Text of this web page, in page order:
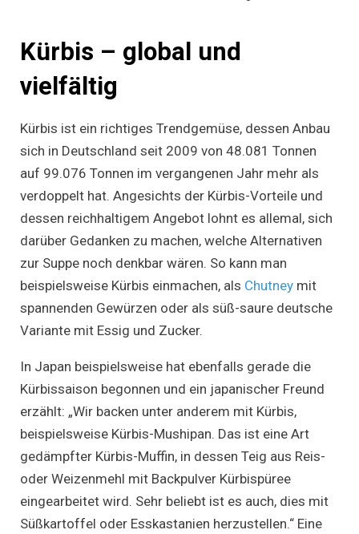
Kürbis – global und
vielfältig
Kürbis ist ein richtiges Trendgemüse, dessen Anbau
sich in Deutschland seit 2009 von 48.081 Tonnen
auf 99.076 Tonnen im vergangenen Jahr mehr als
verdoppelt hat. Angesichts der Kürbis-Vorteile und
dessen reichhaltigem Angebot lohnt es allemal, sich
darüber Gedanken zu machen, welche Alternativen
zur Suppe noch denkbar wären. So kann man
beispielsweise Kürbis einmachen, als Chutney mit
spannenden Gewürzen oder als süß-saure deutsche
Variante mit Essig und Zucker.
In Japan beispielsweise hat ebenfalls gerade die
Kürbissaison begonnen und ein japanischer Freund
erzählt: „Wir backen unter anderem mit Kürbis,
beispielsweise Kürbis-Mushipan. Das ist eine Art
gedämpfter Kürbis-Muffin, in dessen Teig aus Reis-
oder Weizenmehl mit Backpulver Kürbispüree
eingearbeitet wird. Sehr beliebt ist es auch, dies mit
Süßkartoffel oder Esskastanien herzustellen.“ Eine